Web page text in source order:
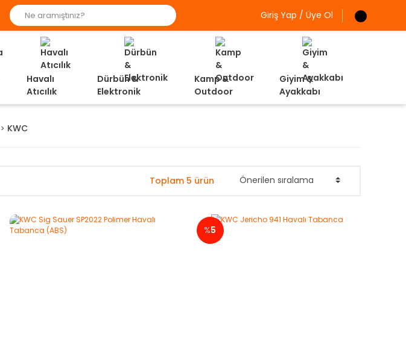
Giriş Yap / Üye Ol
Havalı
Atıcılık
Dürbün &
Elektronik
Kamp &
Outdoor
Giyim &
Ayakkabı
KWC
Toplam 5 ürün
%5